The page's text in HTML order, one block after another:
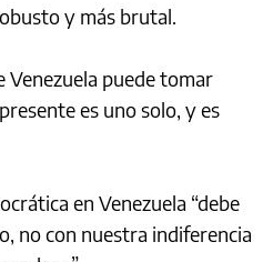
y más brutal.
Venezuela puede tomar
es uno solo, y es
en Venezuela “debe
no con nuestra indiferencia